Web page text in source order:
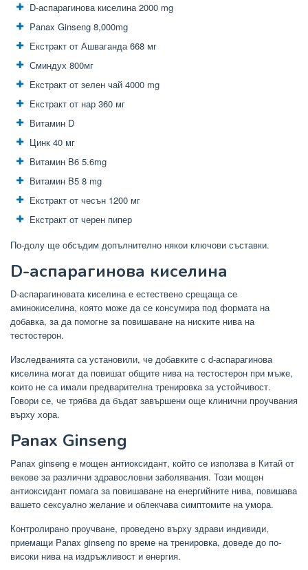
D-аспарагинова киселина 2000 mg
Panax Ginseng 8,000mg
Екстракт от Ашваганда 668 мг
Сминдух 800мг
Екстракт от зелен чай 4000 mg
Екстракт от нар 360 мг
Витамин D
Цинк 40 мг
Витамин B6 5.6mg
Витамин B5 8 mg
Екстракт от чесън 1200 мг
Екстракт от черен пипер
По-долу ще обсъдим допълнително някои ключови съставки.
D-аспарагинова киселина
D-аспарагиновата киселина е естествено срещаща се
аминокиселина, която може да се консумира под формата на
добавка, за да помогне за повишаване на ниските нива на
тестостерон.
Изследванията са установили, че добавките с d-аспарагинова
киселина могат да повишат общите нива на тестостерон при мъже,
които не са имали предварителна тренировка за устойчивост.
Говори се, че трябва да бъдат завършени още клинични проучвания
върху хора.
Panax Ginseng
Panax ginseng е мощен антиоксидант, който се използва в Китай от
векове за различни здравословни заболявания. Този мощен
антиоксидант помага за повишаване на енергийните нива, повишава
вашето сексуално желание и облекчава симптомите на умора.
Контролирано проучване, проведено върху здрави индивиди,
приемащи Panax ginseng по време на тренировка, доведе до по-
високи нива на издръжливост и енергия.